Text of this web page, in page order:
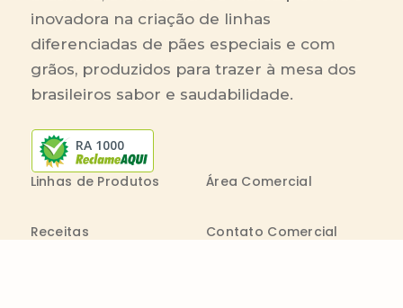
inovadora na criação de linhas
diferenciadas de pães especiais e com
grãos, produzidos para trazer à mesa dos
brasileiros sabor e saudabilidade.
RA 1000
Linhas de Produtos Área Comercial
Receitas Contato Comercial